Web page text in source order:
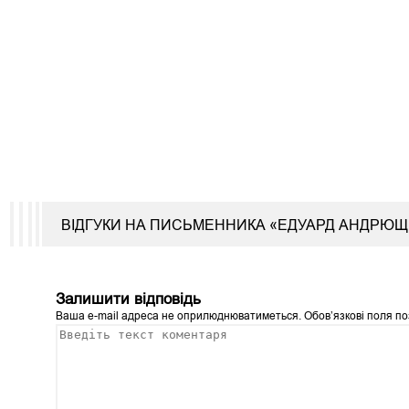
ВІДГУКИ НА ПИСЬМЕННИКА «ЕДУАРД
Залишити відповідь
Ваша e-mail адреса не оприлюднюватиметься. Обов’язкові поля